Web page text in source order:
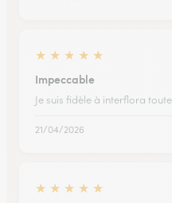
★ ★ ★ ★ ★
Impeccable
Je suis fidèle à interflora
21/04/2026
★ ★ ★ ★ ★